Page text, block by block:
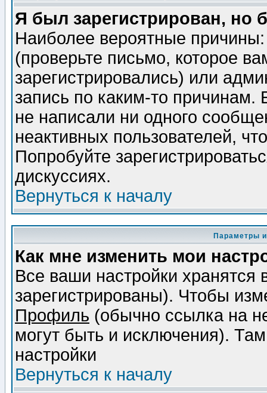
Я был зарегистрирован, но
Наиболее вероятные
(проверьте письмо, которое
зарегистрировались) или
запись по каким-то
не написали ни одного
неактивных пользователей,
Попробуйте
дискуссиях.
Вернуться к началу
Параметры
Как мне изменить мои
Все ваши настройки
зарегистрированы). Чтобы
Профиль (обычно ссылка на
могут быть и исключения).
настройки
Вернуться к началу